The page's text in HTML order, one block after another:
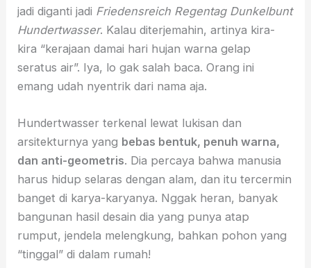
jadi diganti jadi Friedensreich Regentag Dunkelbunt
Hundertwasser. Kalau diterjemahin, artinya kira-
kira “kerajaan damai hari hujan warna gelap
seratus air”. Iya, lo gak salah baca. Orang ini
emang udah nyentrik dari nama aja.
Hundertwasser terkenal lewat lukisan dan
arsitekturnya yang bebas bentuk, penuh warna,
dan anti-geometris. Dia percaya bahwa manusia
harus hidup selaras dengan alam, dan itu tercermin
banget di karya-karyanya. Nggak heran, banyak
bangunan hasil desain dia yang punya atap
rumput, jendela melengkung, bahkan pohon yang
“tinggal” di dalam rumah!